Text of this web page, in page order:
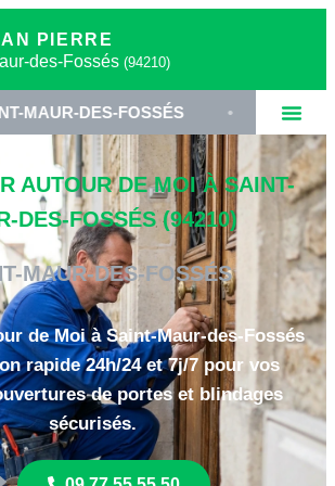
PIERRE
des-Fossés (94210)
FOSSÉS • SERRURIER VAL-
AUTOUR DE MOI À SAINT-
DES-FOSSÉS (94210)
MAUR-DES-FOSSÉS
de Moi à Saint-Maur-des-Fossés
rapide 24h/24 et 7j/7 pour vos
de portes et blindages
sécurisés.